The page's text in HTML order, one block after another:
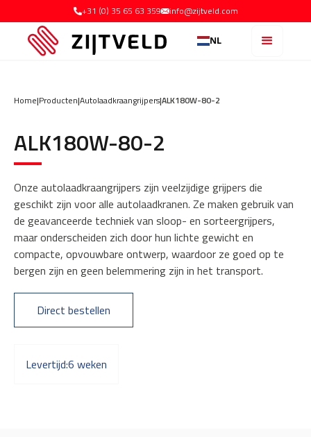
+31 (0) 35 65 63 359 info@zijtveld.com
NL
Levertijd:6 weken
Home|Producten|Autolaadkraangrijpers|ALK180W-80-2
ALK180W-80-2
Onze autolaadkraangrijpers zijn veelzijdige grijpers die
geschikt zijn voor alle autolaadkranen. Ze maken gebruik van
de geavanceerde techniek van sloop- en sorteergrijpers,
maar onderscheiden zich door hun lichte gewicht en
compacte, opvouwbare ontwerp, waardoor ze goed op te
bergen zijn en geen belemmering zijn in het transport.
Direct bestellen